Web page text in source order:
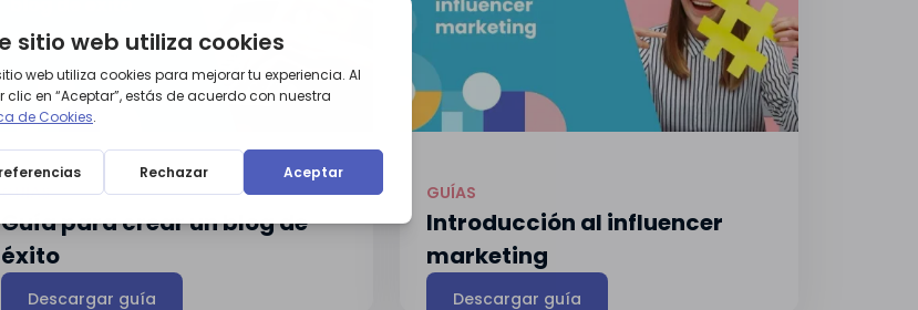
GUÍAS
Guía para crear un blog de
éxito
Descargar guía
GUÍAS
Introducción al influencer
marketing
Descargar guía